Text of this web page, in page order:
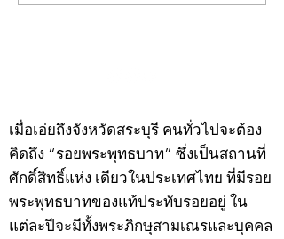
พระ"ประจำพุธที่ 29
เมื่อเอ่ยถึงจังหวัดสระบุรี คนทั่วไปจะต้อง
คิดถึง “รอยพระพุทธบาท” ซึ่งเป็นสถานที่
ศักดิ์สิทธิ์แห่ง เดียวในประเทศไทย ที่มีรอย
พระพุทธบาทของแท้ประทับรอยอยู่ ใน
แต่ละปีจะมีทั้งพระภิกษุสามเณรและบุคคล